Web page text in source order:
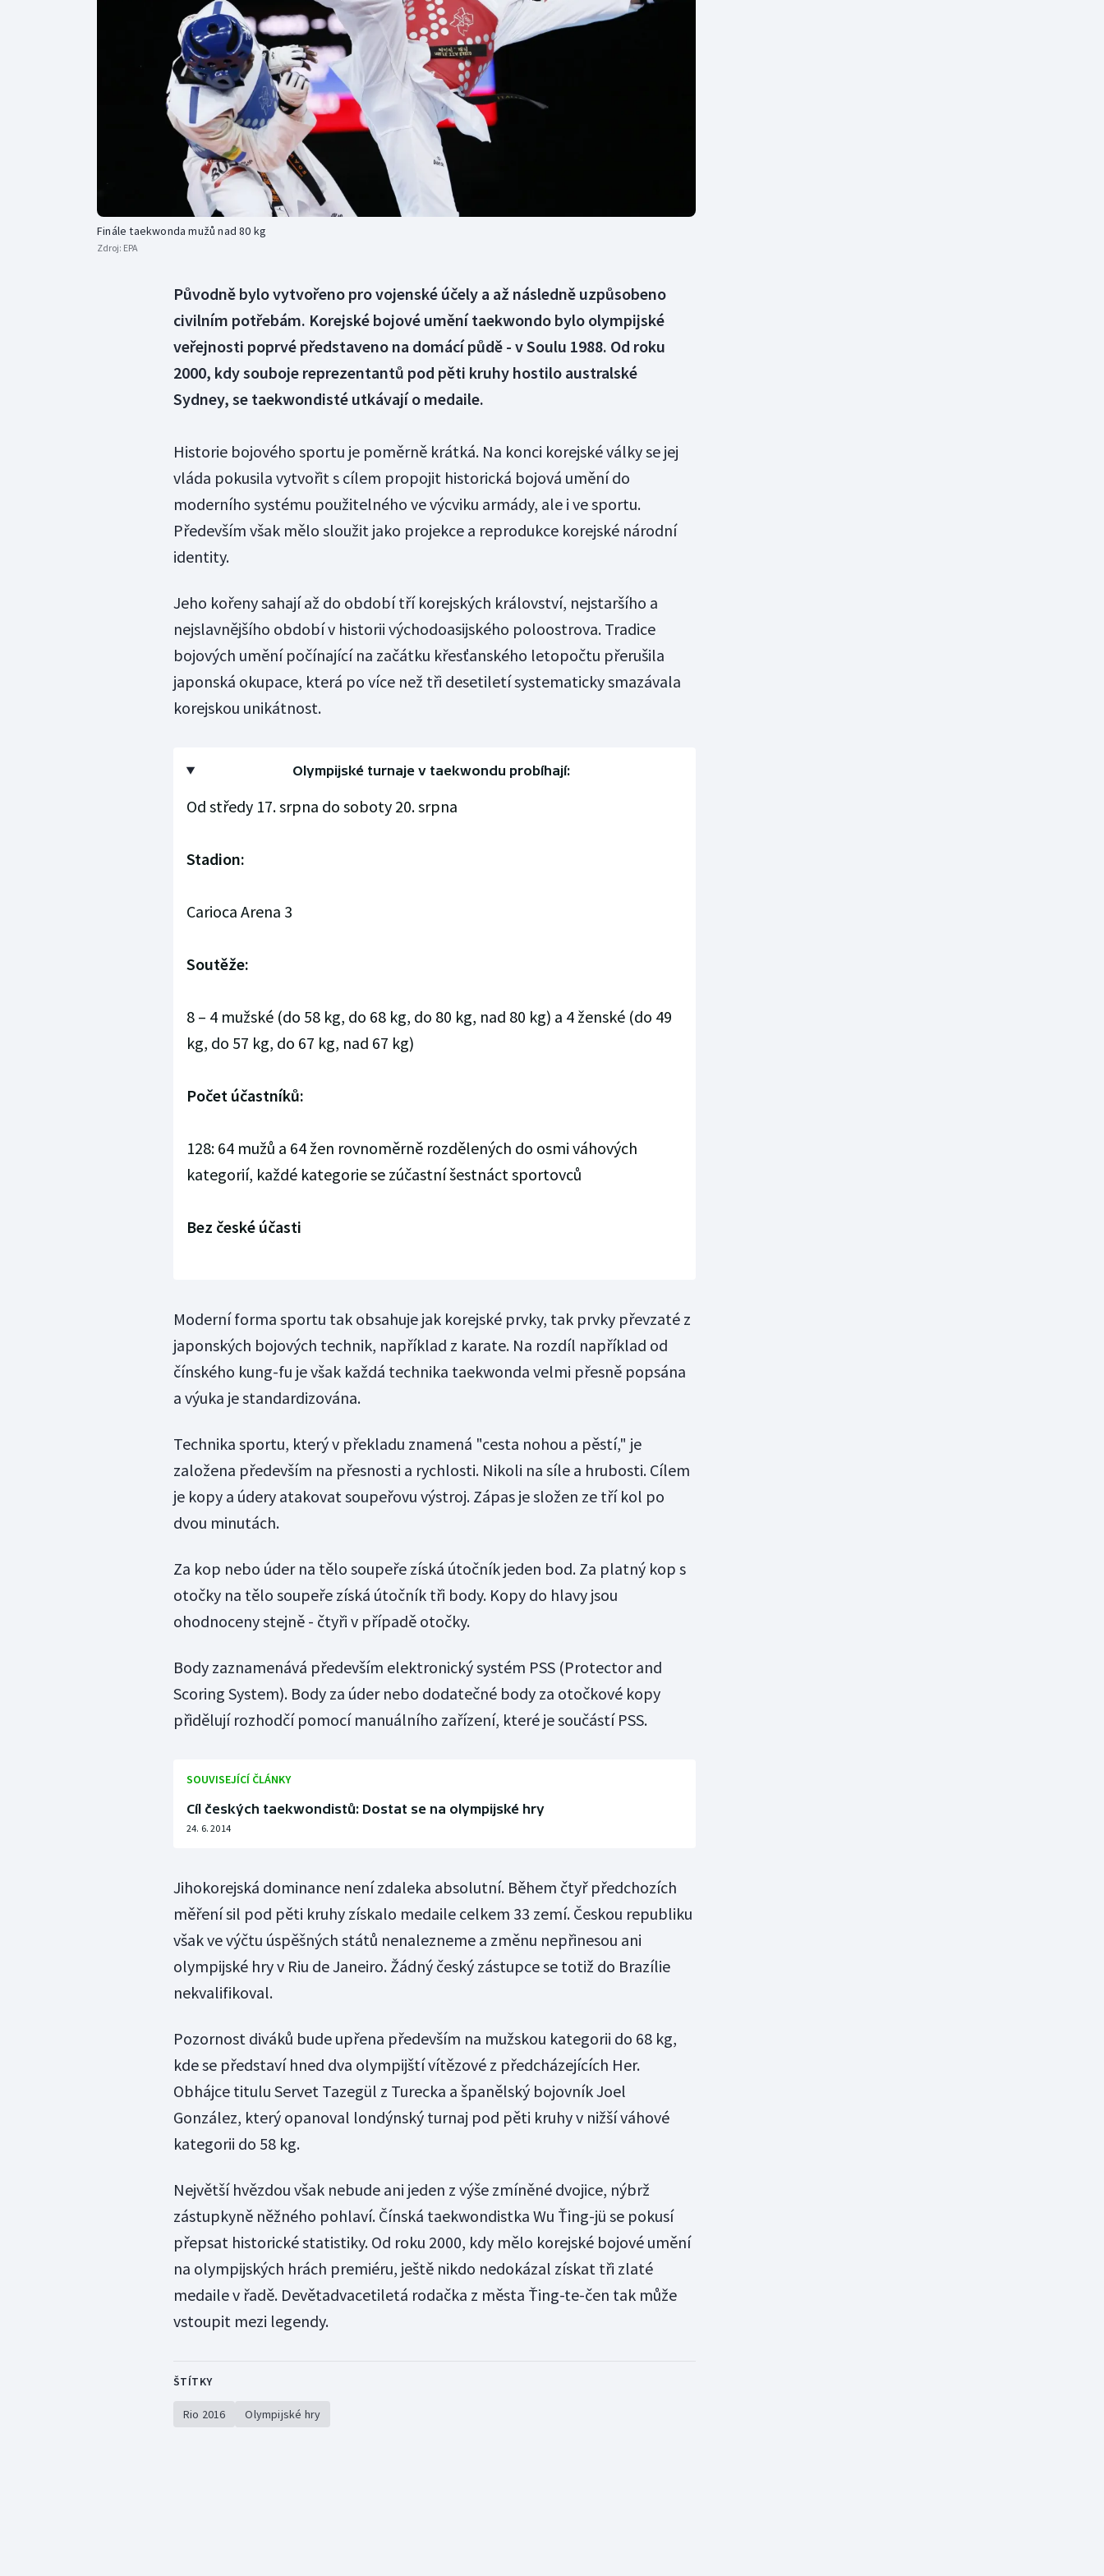
Dostihy
Florbal
Futsal
Golf
Gymnastika
Moderní pětiboj
Motorsport
Olympijské hry
Parasport
Plavání
Plážový volejbal
Triatlon
Finále taekwonda mužů nad 80 kg
Zdroj: EPA
Původně bylo vytvořeno pro vojenské účely a až následně uzpůsobeno
civilním potřebám. Korejské bojové umění taekwondo bylo olympijské
veřejnosti poprvé představeno na domácí půdě - v Soulu 1988. Od roku
2000, kdy souboje reprezentantů pod pěti kruhy hostilo australské
Sydney, se taekwondisté utkávají o medaile.
Historie bojového sportu je poměrně krátká. Na konci korejské války se jej
vláda pokusila vytvořit s cílem propojit historická bojová umění do
moderního systému použitelného ve výcviku armády, ale i ve sportu.
Především však mělo sloužit jako projekce a reprodukce korejské národní
identity.
Jeho kořeny sahají až do období tří korejských království, nejstaršího a
nejslavnějšího období v historii východoasijského poloostrova. Tradice
bojových umění počínající na začátku křesťanského letopočtu přerušila
japonská okupace, která po více než tři desetiletí systematicky smazávala
korejskou unikátnost.
Olympijské turnaje v taekwondu probíhají:
Od středy 17. srpna do soboty 20. srpna
Stadion:
Carioca Arena 3
Soutěže:
8 – 4 mužské (do 58 kg, do 68 kg, do 80 kg, nad 80 kg) a 4 ženské (do 49
kg, do 57 kg, do 67 kg, nad 67 kg)
Počet účastníků:
128: 64 mužů a 64 žen rovnoměrně rozdělených do osmi váhových
kategorií, každé kategorie se zúčastní šestnáct sportovců
Bez české účasti
Moderní forma sportu tak obsahuje jak korejské prvky, tak prvky převzaté z
japonských bojových technik, například z karate. Na rozdíl například od
čínského kung-fu je však každá technika taekwonda velmi přesně popsána
a výuka je standardizována.
Technika sportu, který v překladu znamená "cesta nohou a pěstí," je
založena především na přesnosti a rychlosti. Nikoli na síle a hrubosti. Cílem
je kopy a údery atakovat soupeřovu výstroj. Zápas je složen ze tří kol po
dvou minutách.
Za kop nebo úder na tělo soupeře získá útočník jeden bod. Za platný kop s
otočky na tělo soupeře získá útočník tři body. Kopy do hlavy jsou
ohodnoceny stejně - čtyři v případě otočky.
Body zaznamenává především elektronický systém PSS (Protector and
Scoring System). Body za úder nebo dodatečné body za otočkové kopy
přidělují rozhodčí pomocí manuálního zařízení, které je součástí PSS.
SOUVISEJÍCÍ ČLÁNKY
Cíl českých taekwondistů: Dostat se na olympijské hry
24. 6. 2014
Jihokorejská dominance není zdaleka absolutní. Během čtyř předchozích
měření sil pod pěti kruhy získalo medaile celkem 33 zemí. Českou republiku
však ve výčtu úspěšných států nenalezneme a změnu nepřinesou ani
olympijské hry v Riu de Janeiro. Žádný český zástupce se totiž do Brazílie
nekvalifikoval.
Pozornost diváků bude upřena především na mužskou kategorii do 68 kg,
kde se představí hned dva olympijští vítězové z předcházejících Her.
Obhájce titulu Servet Tazegül z Turecka a španělský bojovník Joel
González, který opanoval londýnský turnaj pod pěti kruhy v nižší váhové
kategorii do 58 kg.
Největší hvězdou však nebude ani jeden z výše zmíněné dvojice, nýbrž
zástupkyně něžného pohlaví. Čínská taekwondistka Wu Ťing-jü se pokusí
přepsat historické statistiky. Od roku 2000, kdy mělo korejské bojové umění
na olympijských hrách premiéru, ještě nikdo nedokázal získat tři zlaté
medaile v řadě. Devětadvacetiletá rodačka z města Ťing-te-čen tak může
vstoupit mezi legendy.
ŠTÍTKY
Rio 2016 Olympijské hry